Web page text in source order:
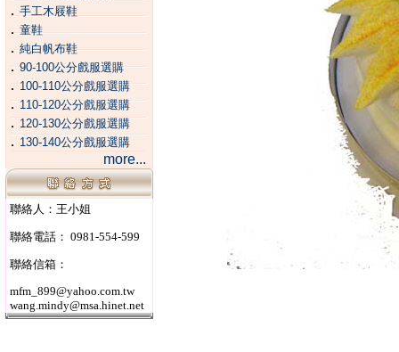
． 手工木屐鞋
． 童鞋
．純白帆布鞋
．90-100公分戲服選購
．100-110公分戲服選購
．110-120公分戲服選購
．120-130公分戲服選購
． 130-140公分戲服選購
more...
聯絡人：王小姐
聯絡電話： 0981-554-599
聯絡信箱：
mfm_899@yahoo.com.tw
wang.mindy@msa.hinet.net